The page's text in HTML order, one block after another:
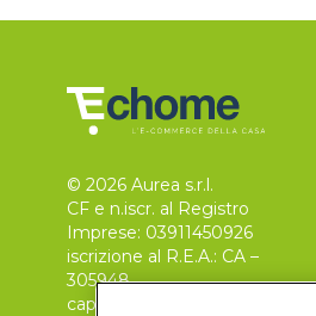
© 2026 Aurea s.r.l.
CF e n.iscr. al Registro
Imprese: 03911450926
iscrizione al R.E.A.: CA –
305948
capitale sociale 30.000